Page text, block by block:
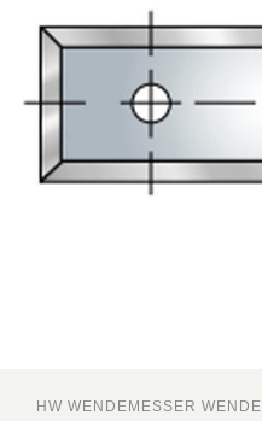
HW WENDEMESSER